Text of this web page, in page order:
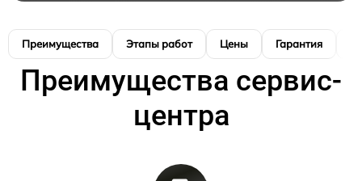
Преимущества Этапы работ Цены Гарантия
Преимущества сервис-
центра